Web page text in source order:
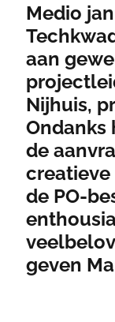
Medio
aan
Nijhuis,
Ondanks
de
de PO-
geven